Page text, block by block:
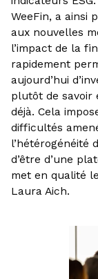
WeeFin, a ainsi
aux nouvelles
l’impact de la
rapidement
aujourd’hui
plutôt de savoir
déjà. Cela
difficultés
l’hétérogénéité
d’être d’une
met en qualité
Laura Aich.